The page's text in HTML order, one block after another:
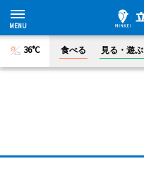
36°C 食べる 見る・遊ぶ